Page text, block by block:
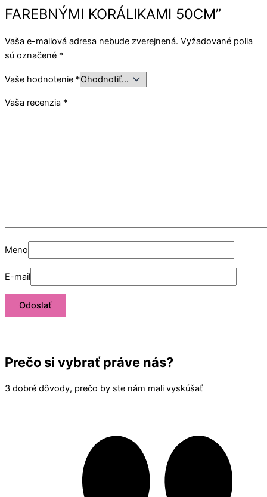
FAREBNÝMI KORÁLIKAMI 50CM”
Vaša e-mailová adresa nebude zverejnená. Vyžadované polia
sú označené *
Vaše hodnotenie *
Vaša recenzia *
Meno
E-mail
Prečo si vybrať práve nás?
3 dobré dôvody, prečo by ste nám mali vyskúšať